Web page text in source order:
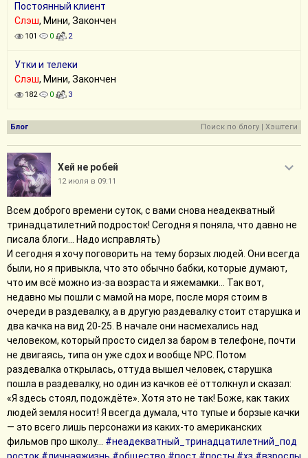
Постоянный клиент
Слэш, Мини, Закончен
101 0 2
Утки и телеки
Слэш, Мини, Закончен
182 0 3
Блог Поиск по блогу | Хэштеги
Хей не робей
12 июля в 09:11
Всем доброго времени суток, с вами снова неадекватный
тринадцатилетний подросток! Сегодня я поняла, что давно не
писала блоги... Надо исправлять)
И сегодня я хочу поговорить на тему борзых людей. Они всегда
были, но я привыкла, что это обычно бабки, которые думают,
что им всё можно из-за возраста и яжемамки... Так вот,
недавно мы пошли с мамой на море, после моря стоим в
очереди в раздевалку, а в другую раздевалку стоит старушка и
два качка на вид 20-25. В начале они насмехались над
человеком, который просто сидел за баром в телефоне, почти
не двигаясь, типа он уже сдох и вообще NPC. Потом
раздевалка открылась, оттуда вышел человек, старушка
пошла в раздевалку, но один из качков её оттолкнул и сказал:
«Я здесь стоял, подождёте». Хотя это не так! Боже, как таких
людей земля носит! Я всегда думала, что тупые и борзые качки
— это всего лишь персонажи из каких-то американских
фильмов про школу... #неадекватный_тринадцатилетний_под